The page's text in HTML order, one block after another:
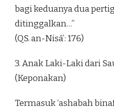
bagi keduanya dua
ditinggalkan…”
(QS. an-Nisā’: 176)
3. Anak Laki-Laki dari
(Keponakan)
Termasuk ‘ashabah